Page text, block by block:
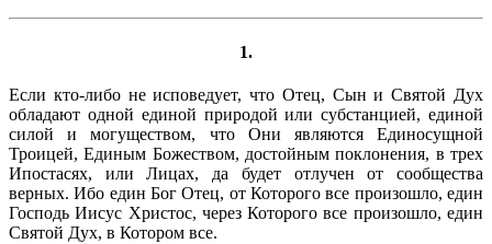
1.
Если кто-либо не исповедует, что Отец, Сын и Святой Дух
обладают одной единой природой или субстанцией, единой
силой и могуществом, что Они являются Единосущной
Троицей, Единым Божеством, достойным поклонения, в трех
Ипостасях, или Лицах, да будет отлучен от сообщества
верных. Ибо един Бог Отец, от Которого все произошло, един
Господь Иисус Христос, через Которого все произошло, един
Святой Дух, в Котором все.